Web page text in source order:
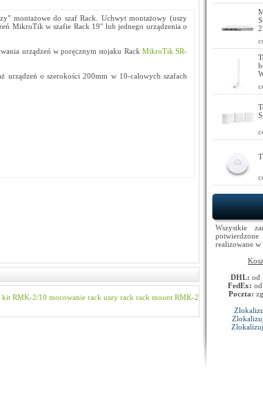
montażowe do szaf Rack. Uchwyt montażowy (uszy
MikroTik w szafie Rack 19" lub jednego urządzenia o
urządzeń w poręcznym stojaku Rack MikroTik SR-
o szerokości 200mm w 10-calowych szafach
kit RMK-2/10 mocowanie rack uszy rack rack mount RMK-2
Wszystkie
realizowane w
DHL: od
FedEx:
Poczta:
Zlokalizuj